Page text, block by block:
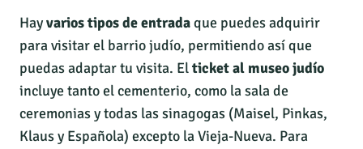
Hayvarios tipos de entradaque puedes adquirir
para visitar el barrio judío, permitiendo así que
puedas adaptar tu visita. Elticket al museo judío
incluye tanto el cementerio, como la sala de
ceremonias y todas las sinagogas (Maisel, Pinkas,
Klaus y Española) excepto la Vieja-Nueva. Para